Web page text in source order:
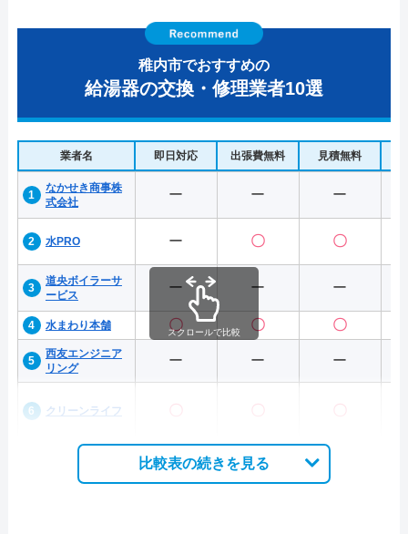
稚内市でおすすめの
給湯器の交換・修理業者10選
業者名 即日対応 出張費無料 見積無料
なかせき商事株
式会社
ー ー ー
水PRO ー 〇 〇
道央ボイラーサ
ービス
ー ー ー
水まわり本舗 〇 〇 〇
西友エンジニア
リング
ー ー ー
クリーンライフ 〇 〇 〇
スクロールで比較
比較表の続きを見る